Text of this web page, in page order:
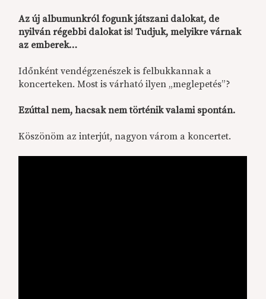
Az új albumunkról fogunk játszani dalokat, de
nyilván régebbi dalokat is! Tudjuk, melyikre várnak
az emberek…
Időnként vendégzenészek is felbukkannak a
koncerteken. Most is várható ilyen „meglepetés”?
Ezúttal nem, hacsak nem történik valami spontán.
Köszönöm az interjút, nagyon várom a koncertet.